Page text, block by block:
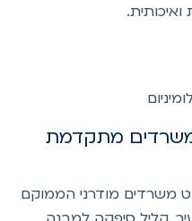
משרדים מתקדמת
מודרני הממוקם